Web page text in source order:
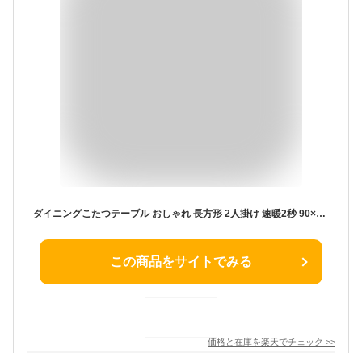
ダイニングこたつテーブル おしゃれ 長方形 2人掛け 速暖2秒 90×75 こたつ ハイタイプ テーブル 省スペース コンパクト ハイコタツ 省エネ 暖房 節電 手元コントローラー付き ハロゲンヒーター 即暖 速暖 2人用 1人用 北欧 ダイニングテーブル 正方形
この商品をサイトでみる
価格と在庫を楽天でチェック >>